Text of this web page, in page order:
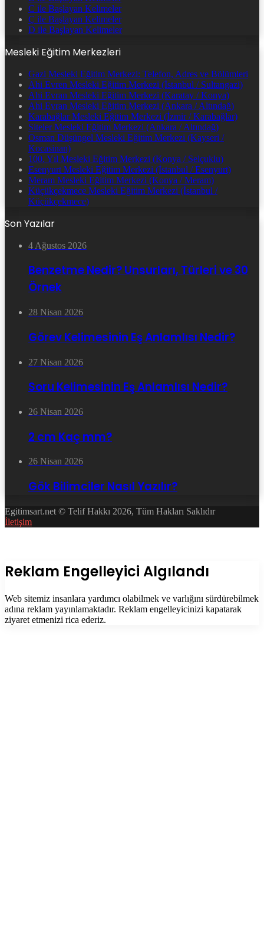
C ile Başlayan Kelimeler
Ç ile Başlayan Kelimeler
D ile Başlayan Kelimeler
Mesleki Eğitim Merkezleri
Gazi Mesleki Eğitim Merkezi: Telefon, Adres ve Bölümleri
Ahi Evren Mesleki Eğitim Merkezi (İstanbul / Sultangazi)
Ahi Evran Mesleki Eğitim Merkezi (Karatay / Konya)
Ahi Evran Mesleki Eğitim Merkezi (Ankara / Altındağ)
Karabağlar Mesleki Eğitim Merkezi (İzmir / Karabağlar)
Siteler Mesleki Eğitim Merkezi (Ankara / Altındağ)
Osman Düşüngel Mesleki Eğitim Merkezi (Kayseri /
Kocasinan)
100. Yıl Mesleki Eğitim Merkezi (Konya / Selçuklu)
Esenyurt Mesleki Eğitim Merkezi (İstanbul / Esenyurt)
Meram Mesleki Eğitim Merkezi (Konya / Meram)
Küçükçekmece Mesleki Eğitim Merkezi (İstanbul /
Küçükçekmece)
Son Yazılar
4 Ağustos 2026
Benzetme Nedir? Unsurları, Türleri ve 30
Örnek
28 Nisan 2026
Görev Kelimesinin Eş Anlamlısı Nedir?
27 Nisan 2026
Soru Kelimesinin Eş Anlamlısı Nedir?
26 Nisan 2026
2 cm Kaç mm?
26 Nisan 2026
Gök Bilimciler Nasıl Yazılır?
Egitimsart.net © Telif Hakkı 2026, Tüm Hakları Saklıdır
İletişim
Kapalı
Reklam Engelleyici Algılandı
Web sitemiz insanlara yardımcı olabilmek ve varlığını sürdürebilmek
adına reklam yayınlamaktadır. Reklam engelleyicinizi kapatarak
ziyaret etmenizi rica ederiz.